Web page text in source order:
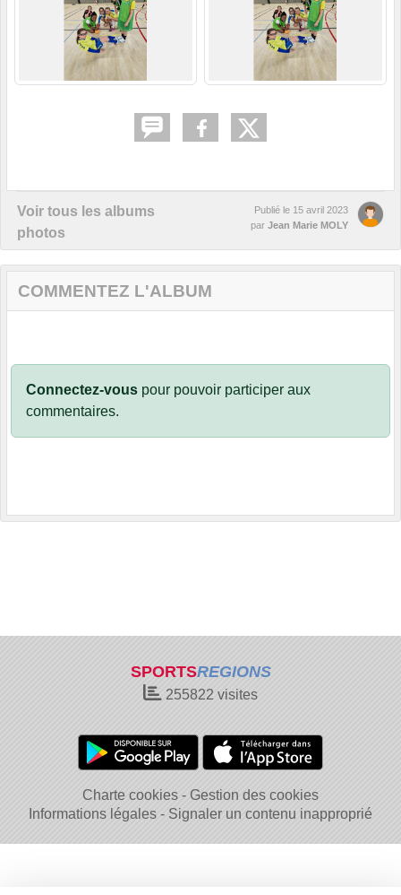
Voir tous les albums
photos
Publié le 15 avril 2023
par Jean Marie MOLY
COMMENTEZ L'ALBUM
Connectez-vous pour pouvoir participer aux
commentaires.
SPORTSREGIONS
255822 visites
Charte cookies
Gestion des cookies
Informations légales
Signaler un contenu inapproprié